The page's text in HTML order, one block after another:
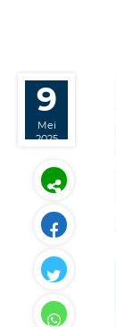
9
Mei
2025